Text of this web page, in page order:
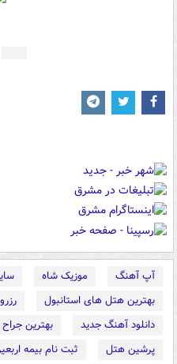
آپ آهنگ موزیک شاه
بهترین هتل های استانبول
دانلود آهنگ جدید
بهترین
پرشین هتل
ثبت نام بیمه